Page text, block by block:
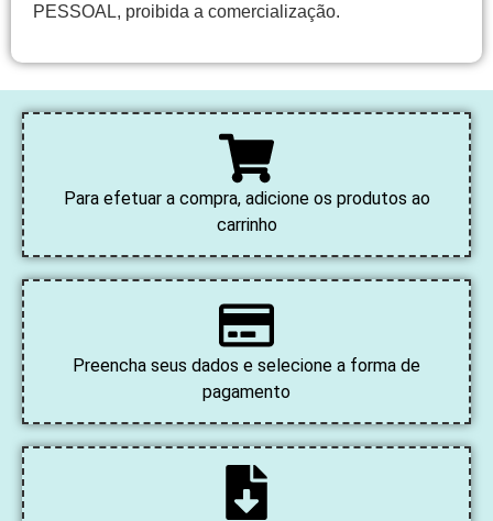
PESSOAL, proibida a comercialização.
Para efetuar a compra, adicione os produtos ao
carrinho
Preencha seus dados e selecione a forma de
pagamento